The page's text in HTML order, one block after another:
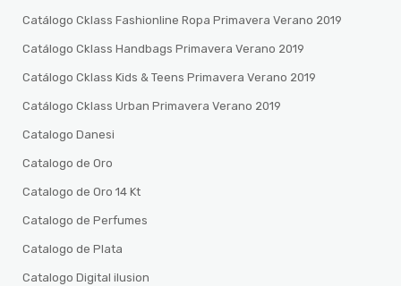
Catálogo Cklass Fashionline Ropa Primavera Verano 2019
Catálogo Cklass Handbags Primavera Verano 2019
Catálogo Cklass Kids & Teens Primavera Verano 2019
Catálogo Cklass Urban Primavera Verano 2019
Catalogo Danesi
Catalogo de Oro
Catalogo de Oro 14 Kt
Catalogo de Perfumes
Catalogo de Plata
Catalogo Digital ilusion